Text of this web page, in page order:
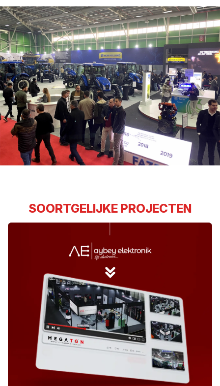
SOORTGELIJKE PROJECTEN